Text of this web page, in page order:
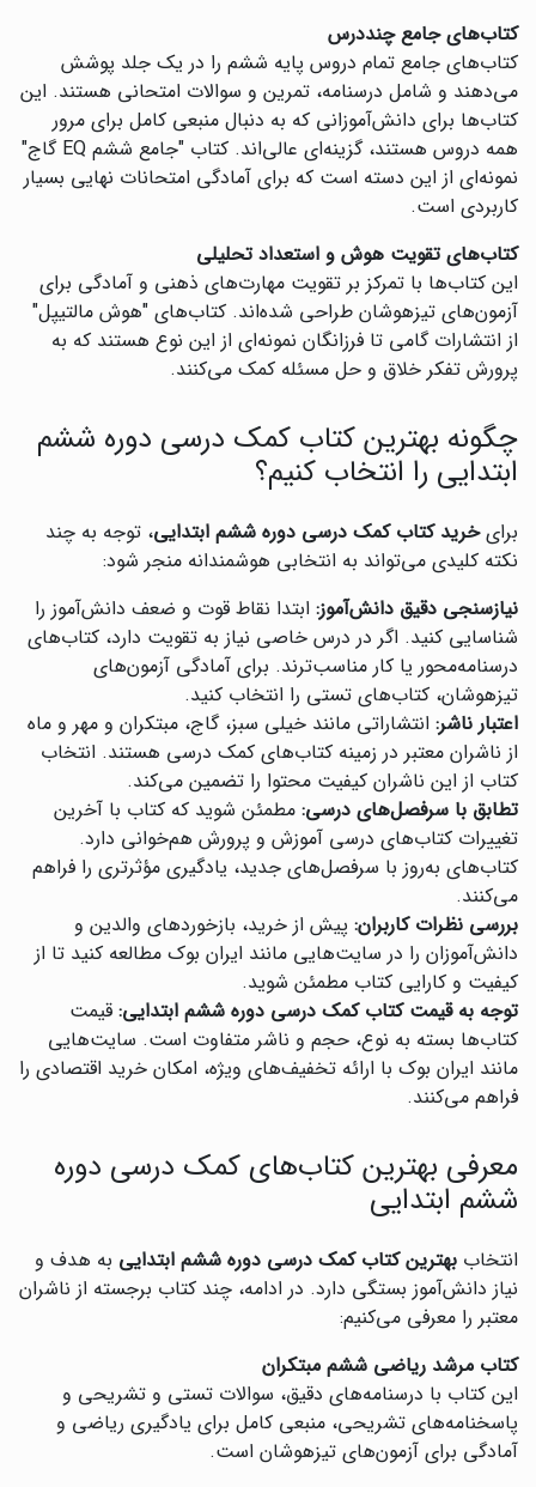
کتاب‌های جامع چنددرس
کتاب‌های جامع تمام دروس پایه ششم را در یک جلد پوشش
می‌دهند و شامل درسنامه، تمرین و سوالات امتحانی هستند. این
کتاب‌ها برای دانش‌آموزانی که به دنبال منبعی کامل برای مرور
همه دروس هستند، گزینه‌ای عالی‌اند. کتاب "جامع ششم EQ گاج"
نمونه‌ای از این دسته است که برای آمادگی امتحانات نهایی بسیار
کاربردی است.
کتاب‌های تقویت هوش و استعداد تحلیلی
این کتاب‌ها با تمرکز بر تقویت مهارت‌های ذهنی و آمادگی برای
آزمون‌های تیزهوشان طراحی شده‌اند. کتاب‌های "هوش مالتیپل"
از انتشارات گامی تا فرزانگان نمونه‌ای از این نوع هستند که به
پرورش تفکر خلاق و حل مسئله کمک می‌کنند.
چگونه بهترین کتاب کمک درسی دوره ششم
ابتدایی را انتخاب کنیم؟
برایخرید کتاب کمک درسی دوره ششم ابتدایی، توجه به چند
نکته کلیدی می‌تواند به انتخابی هوشمندانه منجر شود:
نیازسنجی دقیق دانش‌آموز: ابتدا نقاط قوت و ضعف دانش‌آموز را
شناسایی کنید. اگر در درس خاصی نیاز به تقویت دارد، کتاب‌های
درسنامه‌محور یا کار مناسب‌ترند. برای آمادگی آزمون‌های
تیزهوشان، کتاب‌های تستی را انتخاب کنید.
اعتبار ناشر: انتشاراتی مانند خیلی سبز، گاج، مبتکران و مهر و ماه
از ناشران معتبر در زمینه کتاب‌های کمک درسی هستند. انتخاب
کتاب از این ناشران کیفیت محتوا را تضمین می‌کند.
تطابق با سرفصل‌های درسی: مطمئن شوید که کتاب با آخرین
تغییرات کتاب‌های درسی آموزش و پرورش هم‌خوانی دارد.
کتاب‌های به‌روز با سرفصل‌های جدید، یادگیری مؤثرتری را فراهم
می‌کنند.
بررسی نظرات کاربران: پیش از خرید، بازخوردهای والدین و
دانش‌آموزان را در سایت‌هایی مانند ایران بوک مطالعه کنید تا از
کیفیت و کارایی کتاب مطمئن شوید.
توجه به قیمت کتاب کمک درسی دوره ششم ابتدایی: قیمت
کتاب‌ها بسته به نوع، حجم و ناشر متفاوت است. سایت‌هایی
مانند ایران بوک با ارائه تخفیف‌های ویژه، امکان خرید اقتصادی را
فراهم می‌کنند.
معرفی بهترین کتاب‌های کمک درسی دوره
ششم ابتدایی
انتخاب بهترین کتاب کمک درسی دوره ششم ابتدایی به هدف و
نیاز دانش‌آموز بستگی دارد. در ادامه، چند کتاب برجسته از ناشران
معتبر را معرفی می‌کنیم:
کتاب مرشد ریاضی ششم مبتکران
این کتاب با درسنامه‌های دقیق، سوالات تستی و تشریحی و
پاسخنامه‌های تشریحی، منبعی کامل برای یادگیری ریاضی و
آمادگی برای آزمون‌های تیزهوشان است.